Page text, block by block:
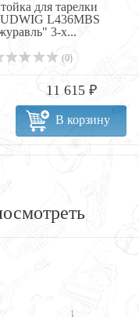
для тарелки
L436MBS
3-х...
(0)
11 615 ₽
В корзину